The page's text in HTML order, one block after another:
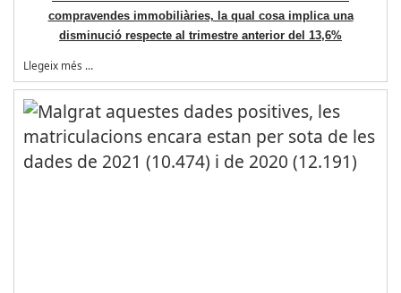
compravendes immobiliàries, la qual cosa implica una
disminució respecte al trimestre anterior del 13,6%
Llegeix més …